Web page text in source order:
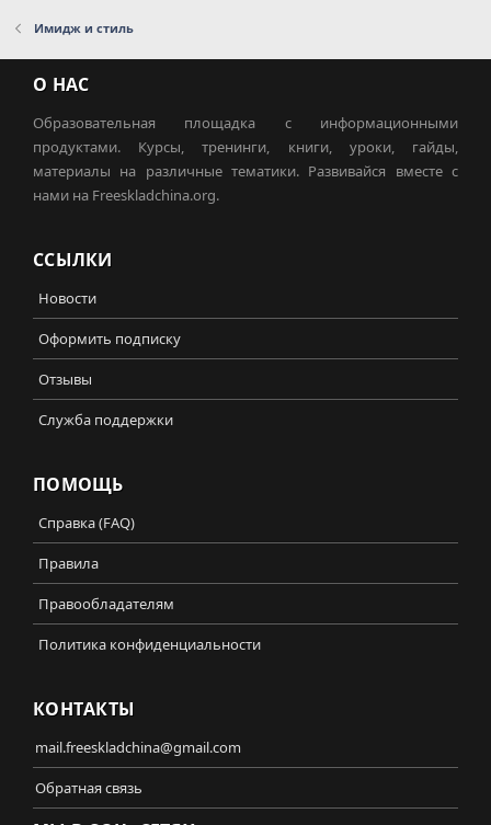
Имидж и стиль
О НАС
Образовательная площадка с информационными
продуктами. Курсы, тренинги, книги, уроки, гайды,
материалы на различные тематики. Развивайся вместе с
нами на Freeskladchina.org.
ССЫЛКИ
Новости
Оформить подписку
Отзывы
Служба поддержки
ПОМОЩЬ
Справка (FAQ)
Правила
Правообладателям
Политика конфиденциальности
КОНТАКТЫ
mail.freeskladchina@gmail.com
Обратная связь